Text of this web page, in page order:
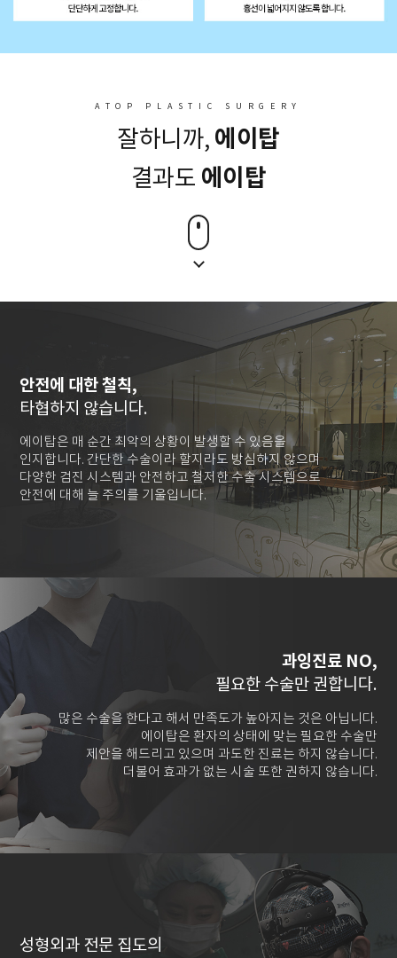
ATOP PLASTIC SURGERY
잘하니까, 에이탑
결과도 에이탑
안전에 대한 철칙,
타협하지 않습니다.
에이탑은 매 순간 최악의 상황이 발생할 수 있음을
인지합니다. 간단한 수술이라 할지라도 방심하지 않으며
다양한 검진 시스템과 안전하고 철저한 수술 시스템으로
안전에 대해 늘 주의를 기울입니다.
과잉진료 NO,
필요한 수술만 권합니다.
많은 수술을 한다고 해서 만족도가 높아지는 것은 아닙니다.
에이탑은 환자의 상태에 맞는 필요한 수술만
제안을 해드리고 있으며 과도한 진료는 하지 않습니다.
더불어 효과가 없는 시술 또한 권하지 않습니다.
성형외과 전문 집도의